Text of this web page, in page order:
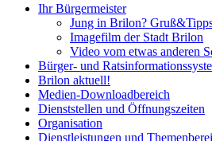
Ihr Bürgermeister
Jung in Brilon?
Imagefilm der Stadt Brilon
Video vom etwas anderen
Bürger- und
Brilon aktuell!
Medien-Downloadbereich
Dienststellen und Öffnungszeiten
Organisation
Dienstleistungen und